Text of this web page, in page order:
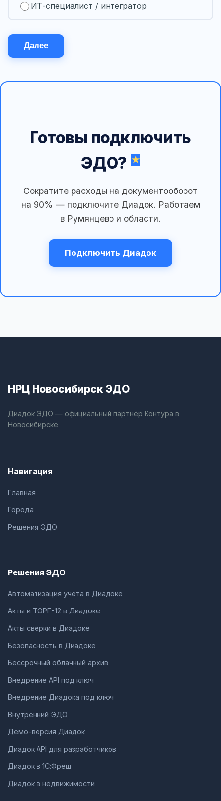
ИТ-специалист / интегратор
Далее
Готовы подключить
ЭДО?
Сократите расходы на документооборот
на 90% — подключите Диадок. Работаем
в Румянцево и области.
Подключить Диадок
НРЦ Новосибирск ЭДО
Диадок ЭДО — официальный партнёр Контура в
Новосибирске
Навигация
Главная
Города
Решения ЭДО
Решения ЭДО
Автоматизация учета в Диадоке
Акты и ТОРГ-12 в Диадоке
Акты сверки в Диадоке
Безопасность в Диадоке
Бессрочный облачный архив
Внедрение API под ключ
Внедрение Диадока под ключ
Внутренний ЭДО
Демо-версия Диадок
Диадок API для разработчиков
Диадок в 1С:Фреш
Диадок в недвижимости